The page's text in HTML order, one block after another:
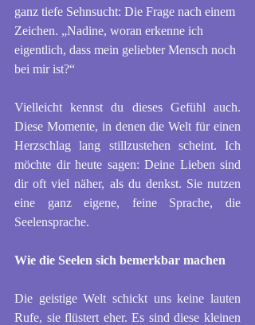
ganz tiefe Sehnsucht: Die Frage nach einem
Zeichen. „Nadine, woran erkenne ich
eigentlich, dass mein geliebter Mensch noch
bei mir ist?“
Vielleicht kennst du dieses Gefühl auch.
Diese Momente, in denen die Welt für einen
Herzschlag lang stillzustehen scheint. Ich
möchte dir heute sagen: Deine Lieben sind
dir oft viel näher, als du denkst. Sie nutzen
eine ganz eigene, feine Sprache, die
Seelensprache.
Wie die Seelen sich bemerkbar machen
Die geistige Welt schickt uns keine lauten
Rufe, sie flüstert eher. Es sind diese kleinen